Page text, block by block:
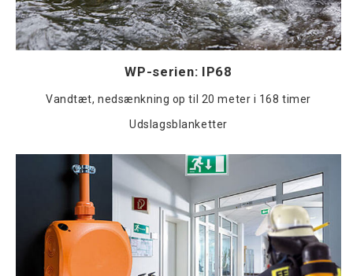
WP-serien: IP68
Vandtæt, nedsænkning op til 20 meter i 168 timer
Udslagsblanketter